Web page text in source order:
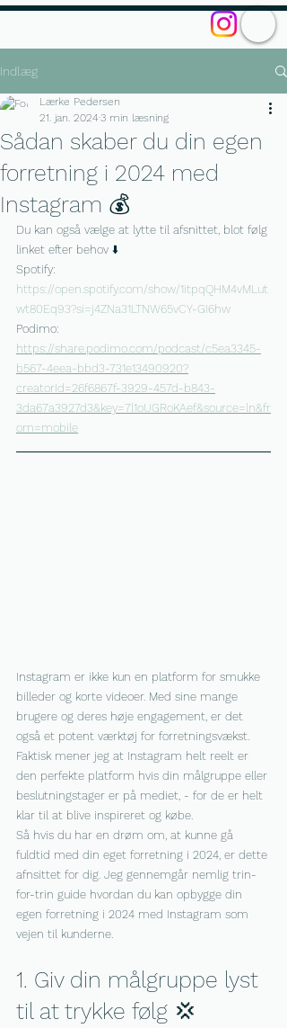
Indlæg
Sådan skaber du din egen
forretning i 2024 med
Instagram 💰
Lærke Pedersen
21. jan. 20243 min læsning
Du kan også vælge at lytte til afsnittet, blot følg
linket efter behov ⬇️
Spotify:
https://open.spotify.com/show/1itpqQHM4vMLut
wt80Eq93?si=j4ZNa31LTNW65vCY-GI6hw
Podimo:
https://share.podimo.com/podcast/c5ea3345-
b567-4eea-bbd3-731e13490920?
creatorId=26f6867f-3929-457d-b843-
3da67a3927d3&key=7l1oUGRoKAef&source=ln&fr
om=mobile
Instagram er ikke kun en platform for smukke
billeder og korte videoer. Med sine mange
brugere og deres høje engagement, er det
også et potent værktøj for forretningsvækst.
Faktisk mener jeg at Instagram helt reelt er
den perfekte platform hvis din målgruppe eller
beslutningstager er på mediet, - for de er helt
klar til at blive inspireret og købe.
Så hvis du har en drøm om, at kunne gå
fuldtid med din eget forretning i 2024, er dette
afnsittet for dig. Jeg gennemgår nemlig trin-
for-trin guide hvordan du kan opbygge din
egen forretning i 2024 med Instagram som
vejen til kunderne.
1. Giv din målgruppe lyst
til at trykke følg 💢